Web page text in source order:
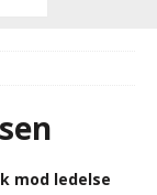
mod ledelse